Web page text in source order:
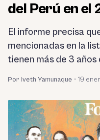
del Perú en el
El informe precisa
mencionadas en la
tienen más de 3
Por Iveth Yamunaque • 19